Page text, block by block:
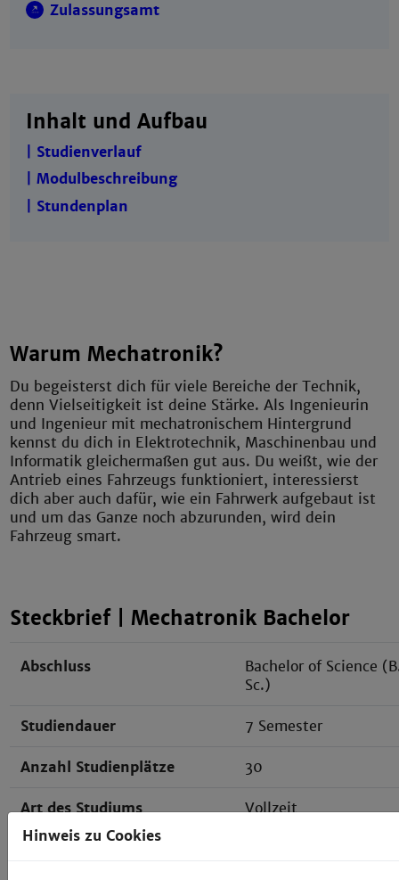
Zulassungsamt
Inhalt und Aufbau
| Studienverlauf
| Modulbeschreibung
| Stundenplan
Warum Mechatronik?
Du begeisterst dich für viele Bereiche der Technik,
denn Vielseitigkeit ist deine Stärke. Als Ingenieurin
und Ingenieur mit mechatronischem Hintergrund
kennst du dich in Elektrotechnik, Maschinenbau und
Informatik gleichermaßen gut aus. Du weißt, wie der
Antrieb eines Fahrzeugs funktioniert, interessierst
dich aber auch dafür, wie ein Fahrwerk aufgebaut ist
und um das Ganze noch abzurunden, wird dein
Fahrzeug smart.
Steckbrief | Mechatronik Bachelor
Abschluss
Bachelor of Science
Sc.)
Studiendauer 7 Semester
Anzahl Studienplätze 30
Art des Studiums Vollzeit
Hinweis zu Cookies